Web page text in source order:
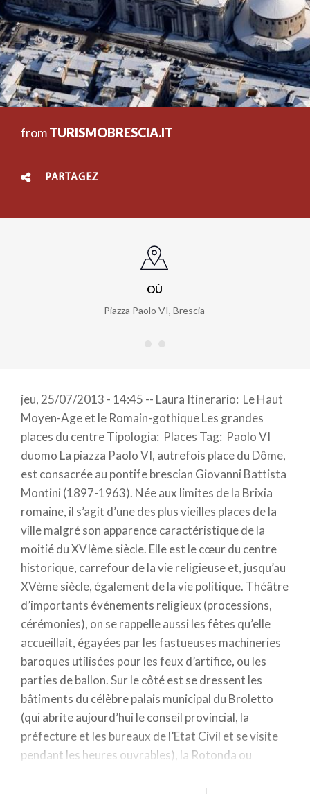
fromTURISMOBRESCIA.IT
PARTAGEZ
OÙ
Piazza Paolo VI, Brescia
jeu, 25/07/2013 - 14:45 -- Laura Itinerario: Le Haut
Moyen-Age et le Romain-gothique Les grandes
places du centre Tipologia: Places Tag: Paolo VI
duomo La piazza Paolo VI, autrefois place du Dôme,
est consacrée au pontife brescian Giovanni Battista
Montini (1897-1963). Née aux limites de la Brixia
romaine, il s’agit d’une des plus vieilles places de la
ville malgré son apparence caractéristique de la
moitié du XVIème siècle. Elle est le cœur du centre
historique, carrefour de la vie religieuse et, jusqu’au
XVème siècle, également de la vie politique. Théâtre
d’importants événements religieux (processions,
cérémonies), on se rappelle aussi les fêtes qu’elle
accueillait, égayées par les fastueuses machineries
baroques utilisées pour les feux d’artifice, ou les
parties de ballon. Sur le côté est se dressent les
bâtiments du célèbre palais municipal du Broletto
(qui abrite aujourd’hui le conseil provincial, la
préfecture et les bureaux de l’Etat Civil et se visite
pendant les heures ouvrables), la Rotonda ou